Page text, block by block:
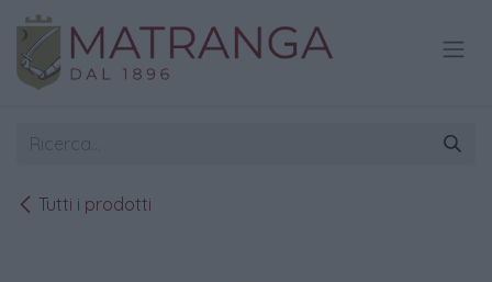
Passa al contenuto
Tutti i prodotti